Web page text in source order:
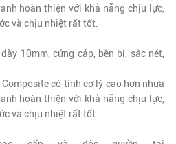
hoàn thiện với khả năng chịu lực,
và chịu nhiệt rất tốt.
10mm, cứng cáp, bền bỉ, sắc nét,
có tính cơ lý cao hơn nhựa
hoàn thiện với khả năng chịu lực,
và chịu nhiệt rất tốt.